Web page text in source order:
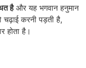
हैऔर यह भगवान हनुमान
करनी पड़ती है,
होता है।